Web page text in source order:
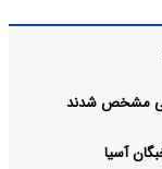
مشخص شدند
آسیا